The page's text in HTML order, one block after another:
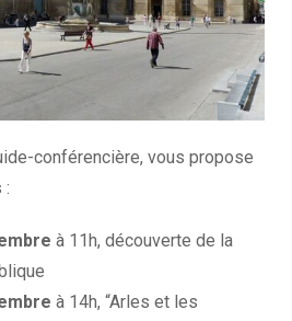
conférencière, vous propose
:
à 11h, découverte de la
à 14h, “Arles et les